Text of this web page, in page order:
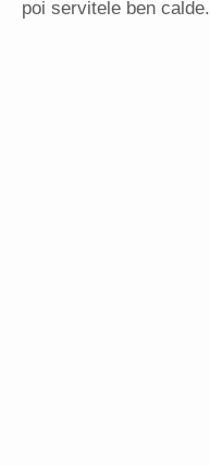
poi servitele ben calde.